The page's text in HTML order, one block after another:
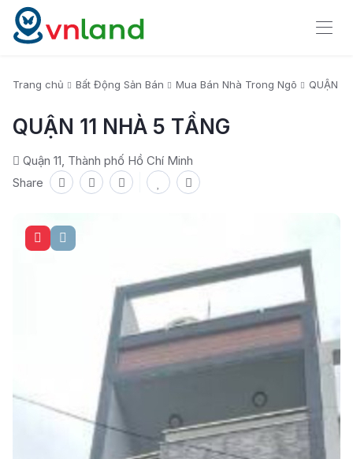
Trang chủ Bất Động Sản Bán Mua Bán Nhà Trong Ngõ QUẬN
QUẬN 11 NHÀ 5 TẦNG
Quận 11, Thành phố Hồ Chí Minh
Share